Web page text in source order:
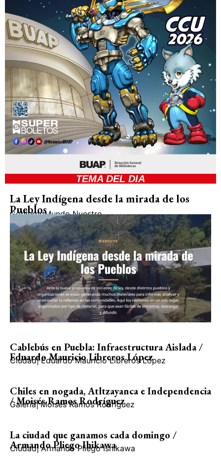
TEMA DEL DIA
La Ley Indígena desde la mirada de los
Pueblos
GobiernoMundo Nuestro
Cablebús en Puebla: Infraestructura Aislada /
Eduardo Mauricio Libreros López
Ciudad| Eduardo Mauricio Libreros López
Chiles en nogada, Atltzayanca e Independencia
/ Moisés Ramos Rodríguez
Galería| Moisés Ramos Rodríguez
La ciudad que ganamos cada domingo /
Armando Pliego Ihikawa
Ciudad| Armando Pliego Ishikawa